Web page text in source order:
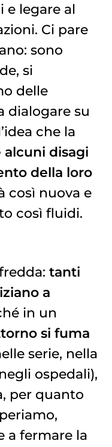
e legare al
Ci pare
sono
si
delle
dialogare su
che la
alcuni disagi
della loro
così nuova e
così fluidi.
tanti
a
in un
si fuma
serie, nella
ospedali),
per quanto
a fermare la